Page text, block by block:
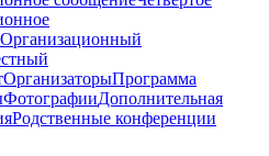
Организационный
ОрганизаторыПрограмма
ФотографииДополнительная
Родственные конференции